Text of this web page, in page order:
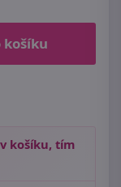
košíku
košíku, tím